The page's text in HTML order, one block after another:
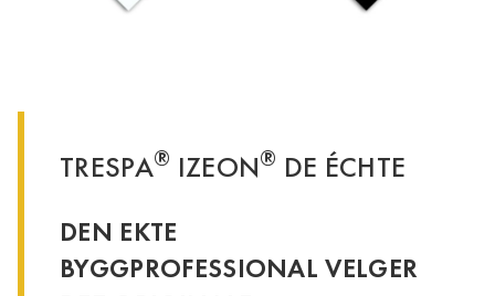
TRESPA® IZEON® DE ÉCHTE
DEN EKTE
BYGGPROFESSIONAL VELGER